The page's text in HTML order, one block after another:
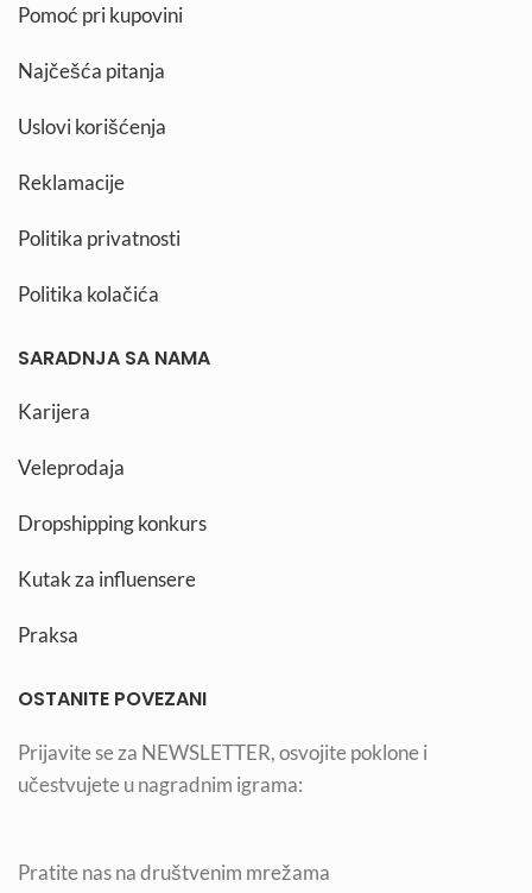
Pomoć pri kupovini
Najčešća pitanja
Uslovi korišćenja
Reklamacije
Politika privatnosti
Politika kolačića
SARADNJA SA NAMA
Karijera
Veleprodaja
Dropshipping konkurs
Kutak za influensere
Praksa
OSTANITE POVEZANI
Prijavite se za NEWSLETTER, osvojite poklone i
učestvujete u nagradnim igrama:
Pratite nas na društvenim mrežama